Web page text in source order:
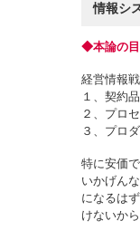
情報シ
◆本論の
経営情報
１、契約
２、プロ
３、プロ
特に安価
いかげん
になるは
けないから